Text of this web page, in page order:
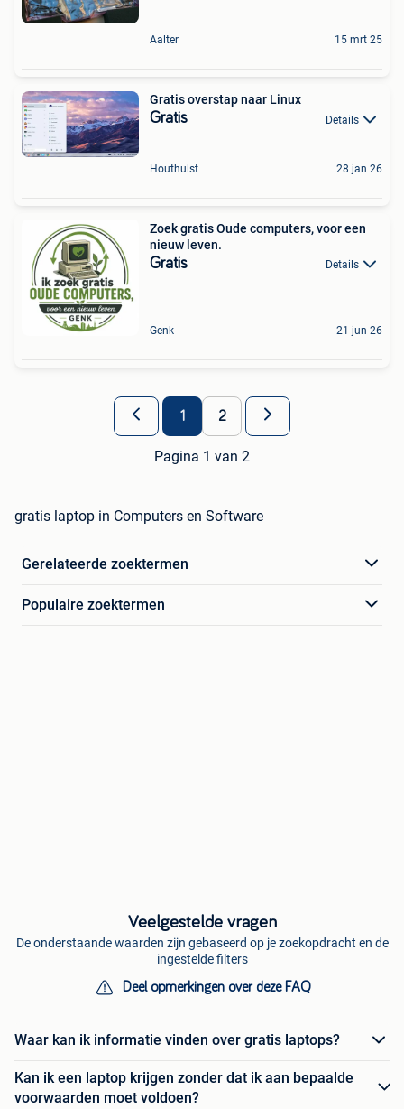
Aalter 15 mrt 25
Gratis overstap naar Linux
Gratis Details
Houthulst 28 jan 26
Zoek gratis Oude computers, voor een
nieuw leven.
Gratis Details
Genk 21 jun 26
1 2
Pagina 1 van 2
gratis laptop in Computers en Software
Gerelateerde zoektermen
Populaire zoektermen
Veelgestelde vragen
De onderstaande waarden zijn gebaseerd op je zoekopdracht en de
ingestelde filters
Deel opmerkingen over deze FAQ
Waar kan ik informatie vinden over gratis laptops?
Kan ik een laptop krijgen zonder dat ik aan bepaalde
voorwaarden moet voldoen?